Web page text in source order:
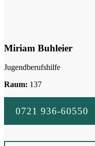
Miriam Buhleier
Jugendberufshilfe
Raum: 137
0721 936-60550